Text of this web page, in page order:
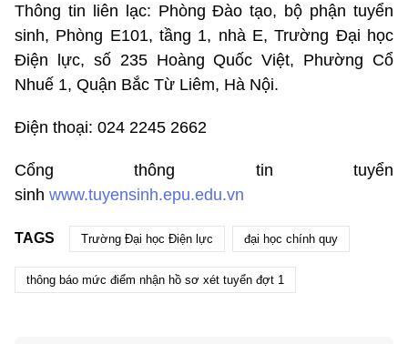
Thông tin liên lạc: Phòng Đào tạo, bộ phận tuyển
sinh, Phòng E101, tầng 1, nhà E, Trường Đại học
Điện lực, số 235 Hoàng Quốc Việt, Phường Cổ
Nhuế 1, Quận Bắc Từ Liêm, Hà Nội.
Điện thoại: 024 2245 2662
Cổng thông tin tuyển
sinh www.tuyensinh.epu.edu.vn
TAGS Trường Đại học Điện lực đại học chính quy
thông báo mức điểm nhận hồ sơ xét tuyển đợt 1